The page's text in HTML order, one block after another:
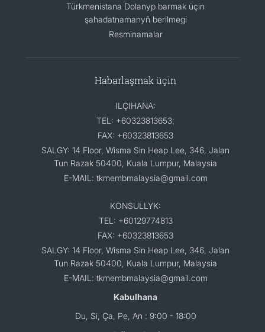
Türkmenistana Dolanyp barmak üçin
şahadatnamanyň berilmegi
Resminamalar
Habarlaşmak üçin
ILÇIHANA:
TEL: +60323813653;
FAX: +60323813653
SALGY: 14 Floor, Wisma Sin Heap Lee, 346, Jalan
Tun Razak 50400, Kuala Lumpur, Malaysia
E-MAIL: tkmembmalaysia@gmail.com
KONSULLYK:
TEL: +60129774813
FAX: +60323813653
SALGY: 14 Floor, Wisma Sin Heap Lee, 346, Jalan
Tun Razak 50400, Kuala Lumpur, Malaysia
E-MAIL: tkmembmalaysia@gmail.com
Kabulhana
Du, Si, Ça, Pe, An : 9:00 - 18:00